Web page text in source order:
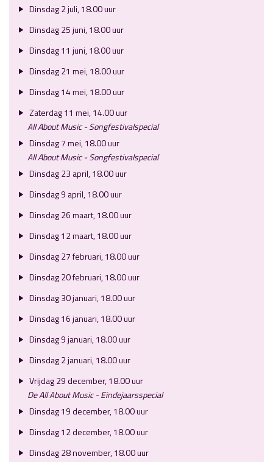
Dinsdag 2 juli, 18.00 uur
Dinsdag 25 juni, 18.00 uur
Dinsdag 11 juni, 18.00 uur
Dinsdag 21 mei, 18.00 uur
Dinsdag 14 mei, 18.00 uur
Zaterdag 11 mei, 14.00 uur
All About Music - Songfestivalspecial
Dinsdag 7 mei, 18.00 uur
All About Music - Songfestivalspecial
Dinsdag 23 april, 18.00 uur
Dinsdag 9 april, 18.00 uur
Dinsdag 26 maart, 18.00 uur
Dinsdag 12 maart, 18.00 uur
Dinsdag 27 februari, 18.00 uur
Dinsdag 20 februari, 18.00 uur
Dinsdag 30 januari, 18.00 uur
Dinsdag 16 januari, 18.00 uur
Dinsdag 9 januari, 18.00 uur
Dinsdag 2 januari, 18.00 uur
Vrijdag 29 december, 18.00 uur
De All About Music - Eindejaarsspecial
Dinsdag 19 december, 18.00 uur
Dinsdag 12 december, 18.00 uur
Dinsdag 28 november, 18.00 uur